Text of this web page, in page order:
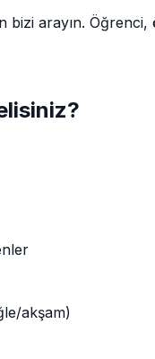
bizi arayın.
akşam)